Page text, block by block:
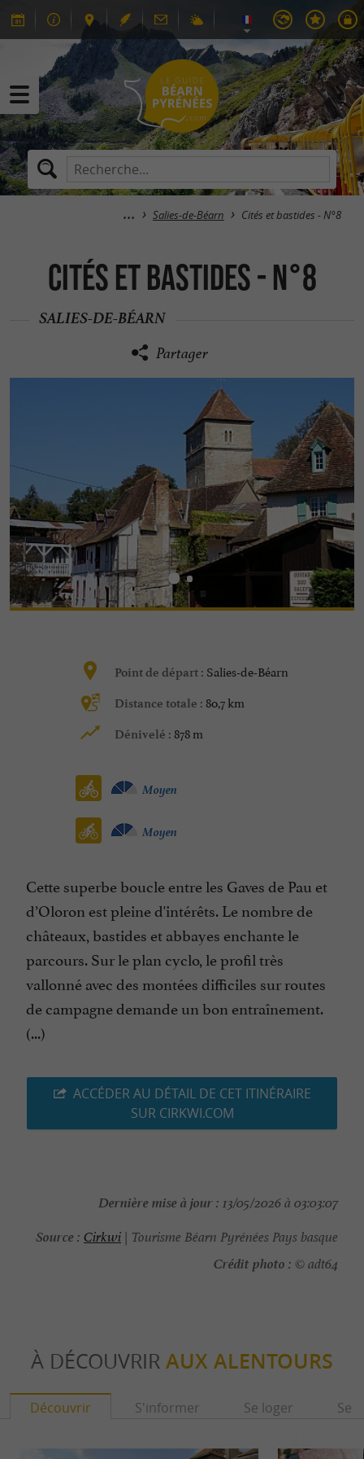
Salies-de-Béarn Cités et bastides - N°8
Cités et bastides - N°8
SALIES-DE-BÉARN
Partager
Point de départ : Salies-de-Béarn
Distance totale : 80,7 km
Dénivelé : 878 m
Moyen
Moyen
Cette superbe boucle entre les Gaves de Pau et
d’Oloron est pleine d'intérêts. Le nombre de
châteaux, bastides et abbayes enchante le
parcours. Sur le plan cyclo, le profil très
vallonné avec des montées difficiles sur routes
de campagne demande un bon entraînement.
(...)
ACCÉDER AU DÉTAIL DE CET ITINÉRAIRE
SUR CIRKWI.COM
Dernière mise à jour : 13/05/2026 à 03:03:07
Source : Cirkwi | Tourisme Béarn Pyrénées Pays basque
Crédit photo : © adt64
À DÉCOUVRIR AUX ALENTOURS
Découvrir S'informer Se loger Se